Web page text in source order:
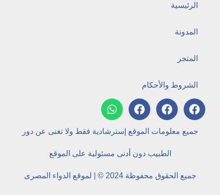
الرئيسية
المدونة
المتجر
الشروط والأحكام
جميع معلومات الموقع إسترشادية فقط ولا تغنى عن دور
الطبيب دون أدنى مسئولية على الموقع
جميع الحقوق محفوظة 2024 © | لموقع الدواء المصرى